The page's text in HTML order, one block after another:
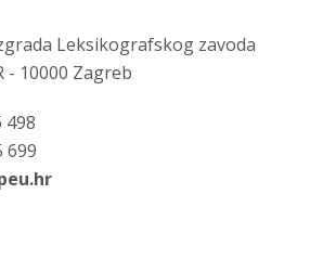
Leksikografskog zavoda
- 10000 Zagreb
498
699